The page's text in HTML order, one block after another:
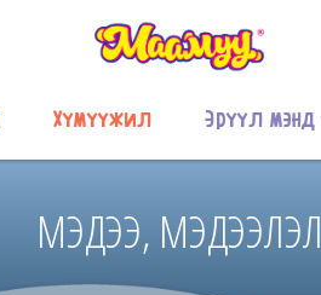
Хүмүүжил Эрүүл мэнд
МЭДЭЭ, МЭДЭЭЛЭЛ